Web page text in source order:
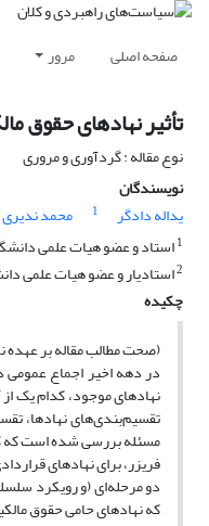
صفحه اصلی مرور
تأثیر نهادهای حقوق
نوع مقاله : گردآوری و مروری
نویسندگان
یداله دادگر
1 محمد ندیری
1استاد و عضو هیات علمی
2استادیار و عضو هیات علمی
چکیده
(صحت مطالب مقاله بر
در دهه اخیر اجماع
نهادهای موجود، کدام یک
تقسیم‌بندی‌های نهادها،
مسئله بررسی شده است که
فریزر، برای نهادهای
دو مرحله‌ای (و رویکرد
که نهادهای حامی حقوق